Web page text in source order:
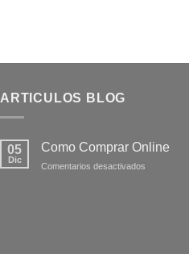
ARTICULOS BLOG
05
Dic
Como Comprar Online
Comentarios desactivados